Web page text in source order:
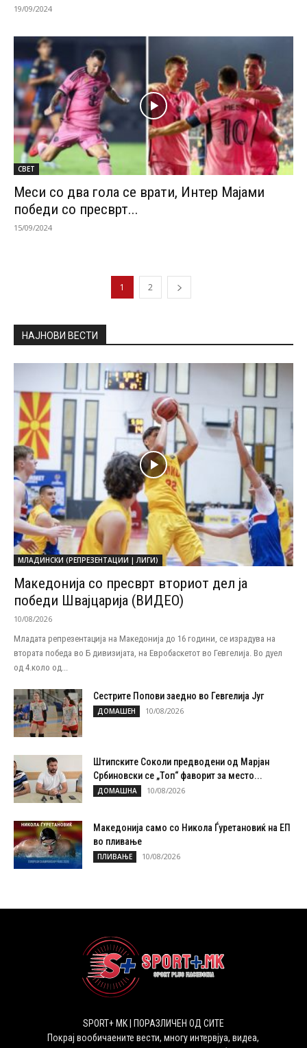
19/09/2024
СВЕТ
Меси со два гола се врати, Интер Мајами
победи со пресврт...
15/09/2024
1 2
НАЈНОВИ ВЕСТИ
МЛАДИНСКИ (РЕПРЕЗЕНТАЦИИ | ЛИГИ)
Македонија со пресврт вториот дел ја
победи Швајцарија (ВИДЕО)
10/08/2026
Младата репрезентација на Македонија до 16 години, се израдува на
втората победа во Б дивизијата, на Евробаскетот во Гевгелија. Во дуел
од 4.коло од...
Сестрите Попови заедно во Гевгелија Југ
ДОМАШЕН 10/08/2026
Штипските Соколи предводени од Марјан
Србиновски се „Топ“ фаворит за место...
ДОМАШНА 10/08/2026
Македонија само со Никола Ѓуретановиќ на ЕП
во пливање
ПЛИВАЊЕ 10/08/2026
SPORT+ MK | ПОРАЗЛИЧЕН ОД СИТЕ
Покрај вообичаените вести, многу интервјуа, видеа,